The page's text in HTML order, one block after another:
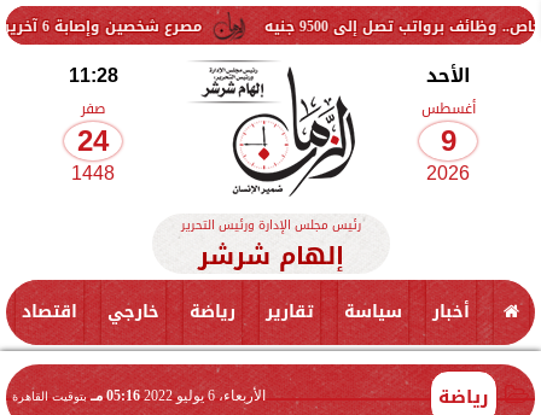
مصرع شخصين وإصابة 6 آخرين في حادث تصادم بطريق العلمين
الأحد
أغسطس
9
2026
11:28
صفر
24
1448
رئيس مجلس الإدارة ورئيس التحرير
إلهام شرشر
أخبار سياسة تقارير رياضة خارجي اقتصاد
رياضة الأربعاء، 6 يوليو 2022 05:16 مـ بتوقيت القاهرة